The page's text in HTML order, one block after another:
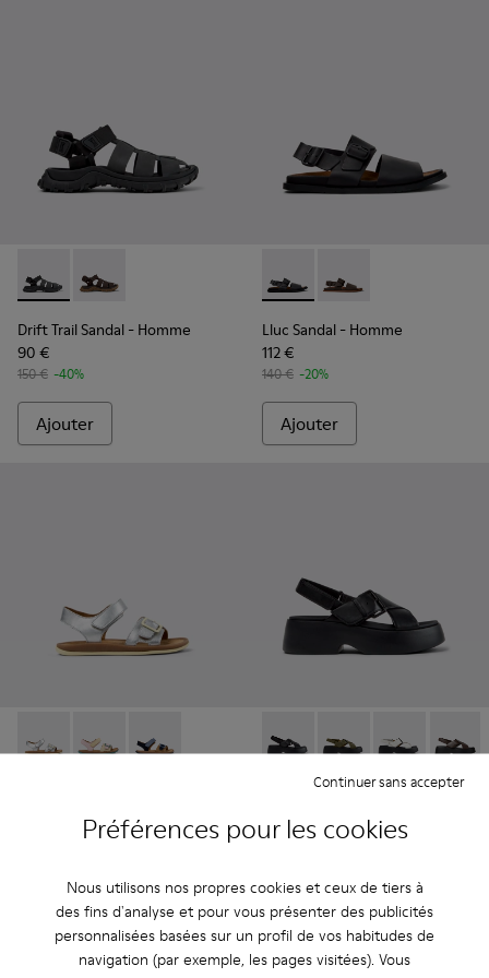
Préférences pour les cookies
Nous utilisons nos propres cookies et ceux de tiers à
des fins d'analyse et pour vous présenter des publicités
personnalisées basées sur un profil de vos habitudes de
navigation (par exemple, les pages visitées). Vous
Continuer sans accepter
Drift Trail Sandal - K101090-001 - Sandales noires en cuir
Drift Trail Sandal - K101090-002
Drift Trail Sandal - Homme
90 €
150 € -40%
Ajouter
Lluc Sandal - K101092-001
Lluc Sandal -
Lluc Sandal - Homme
112 €
140 € -20%
Ajouter
Bicho - K800672-004 - Sandales en cuir grises pour enfants.
Bicho - K800672-003
Bicho - K800672-002
45 € - 51 €
-40%
Ajouter
Tasha - K201860-001 -
Tasha - K201860-
Tasha -Tasha
- Femme
120 €
150 € -20%
Ajouter